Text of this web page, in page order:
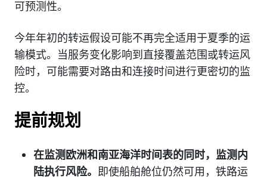
可预测性。
今年年初的转运假设可能不再完全适用于夏季的运
输模式。当服务变化影响到直接覆盖范围或转运风
险时，可能需要对路由和连接时间进行更密切的监
控。
提前规划
在监测欧洲和南亚海洋时间表的同时，监测内
陆执行风险。 即使船舶舱位仍然可用，铁路运